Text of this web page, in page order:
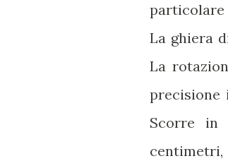
particolare
La ghiera
La
precisione
Scorre in